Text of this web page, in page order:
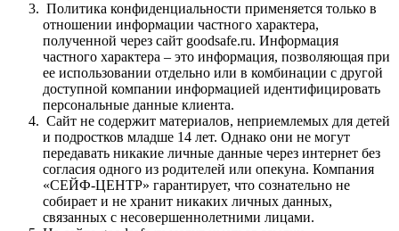
Политика конфиденциальности применяется только в
отношении информации частного характера,
полученной через сайт goodsafe.ru. Информация
частного характера – это информация, позволяющая при
ее использовании отдельно или в комбинации с другой
доступной компании информацией идентифицировать
персональные данные клиента.
Сайт не содержит материалов, неприемлемых для детей
и подростков младше 14 лет. Однако они не могут
передавать никакие личные данные через интернет без
согласия одного из родителей или опекуна. Компания
«СЕЙФ-ЦЕНТР» гарантирует, что сознательно не
собирает и не хранит никаких личных данных,
связанных с несовершеннолетними лицами.